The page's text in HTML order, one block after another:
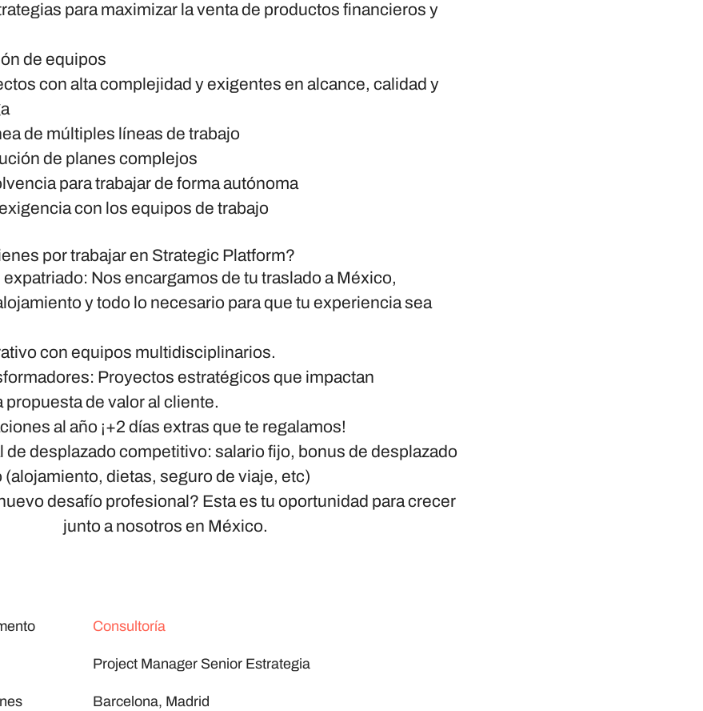
para maximizar la venta de productos financieros y
de equipos
con alta complejidad y exigentes en alcance, calidad y
de múltiples líneas de trabajo
de planes complejos
para trabajar de forma autónoma
con los equipos de trabajo
por trabajar en Strategic Platform?
Nos encargamos de tu traslado a México,
y todo lo necesario para que tu experiencia sea
con equipos multidisciplinarios.
Proyectos estratégicos que impactan
de valor al cliente.
al año ¡+2 días extras que te regalamos!
de desplazado competitivo: salario fijo, bonus de desplazado
(alojamiento, dietas, seguro de viaje, etc)
desafío profesional? Esta es tu oportunidad para crecer
junto a nosotros en México.
Consultoría
Project Manager Senior Estrategia
Barcelona, Madrid